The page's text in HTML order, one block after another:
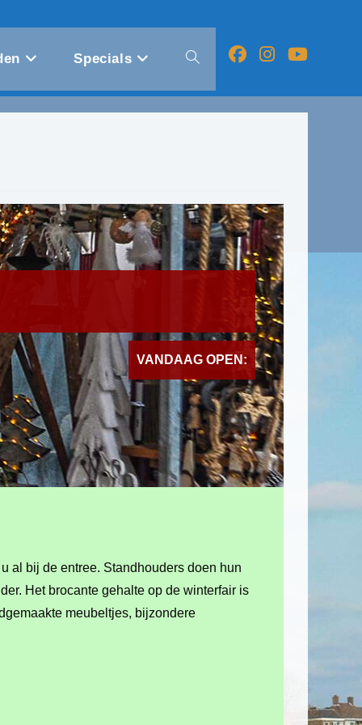
Specials Toggle
VANDAAG OPEN:
al bij de entree. Standhouders doen hun
Het brocante gehalte op de winterfair is
meubeltjes, bijzondere